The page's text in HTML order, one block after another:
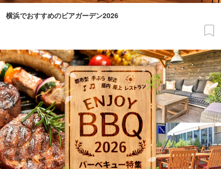
横浜でおすすめのビアガーデン2026